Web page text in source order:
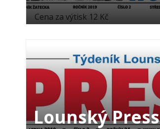
Cena za výtisk 12 Kč
Lounský Press